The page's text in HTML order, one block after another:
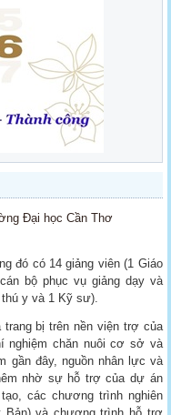
Đại học Cần Thơ
đó có 14 giảng viên (1 Giáo
bộ phục vụ giảng dạy và
y và 1 Kỹ sư).
bị trên nền viện trợ của
nghiệm chăn nuôi cơ sở và
gần đây, nguồn nhân lực và
nhờ sự hỗ trợ của dự án
các chương trình nghiên